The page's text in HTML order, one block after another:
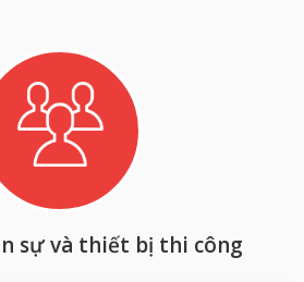
sự và thiết bị thi công